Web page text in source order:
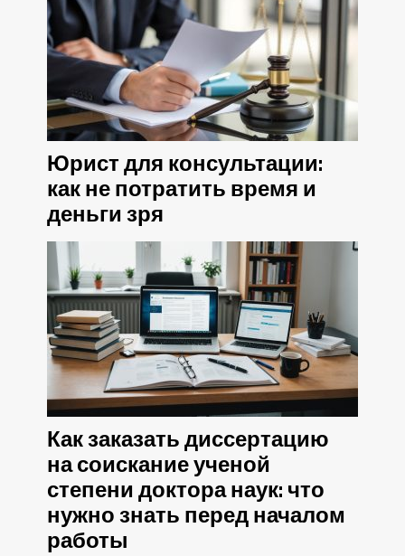
Юрист для консультации:
как не потратить время и
деньги зря
Как заказать диссертацию
на соискание ученой
степени доктора наук: что
нужно знать перед началом
работы